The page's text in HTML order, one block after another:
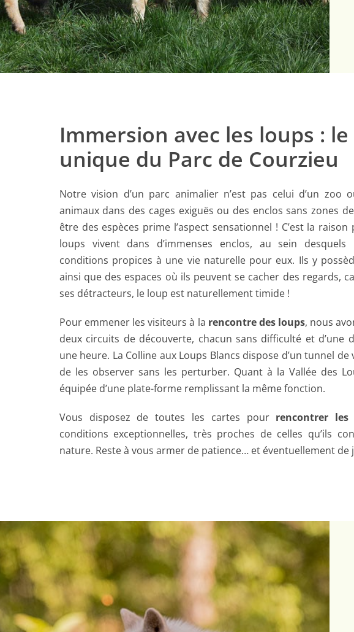
Immersion avec les loups :
unique du Parc de Courzieu
Notre vision d’un parc animalier n’est pas celui d’un zoo
animaux dans des cages exiguës ou des enclos sans zones
être des espèces prime l’aspect sensationnel ! C’est la
loups vivent dans d’immenses enclos, au sein
conditions propices à une vie naturelle pour eux. Ils y
ainsi que des espaces où ils peuvent se cacher des regards,
ses détracteurs, le loup est naturellement timide !
Pour emmener les visiteurs à la rencontre des loups, nous
deux circuits de découverte, chacun sans difficulté et d’une
une heure. La Colline aux Loups Blancs dispose d’un tunnel
de les observer sans les perturber. Quant à la Vallée des
équipée d’une plate-forme remplissant la même fonction.
Vous disposez de toutes les cartes pour rencontrer les
conditions exceptionnelles, très proches de celles qu’ils
nature. Reste à vous armer de patience… et éventuellement de